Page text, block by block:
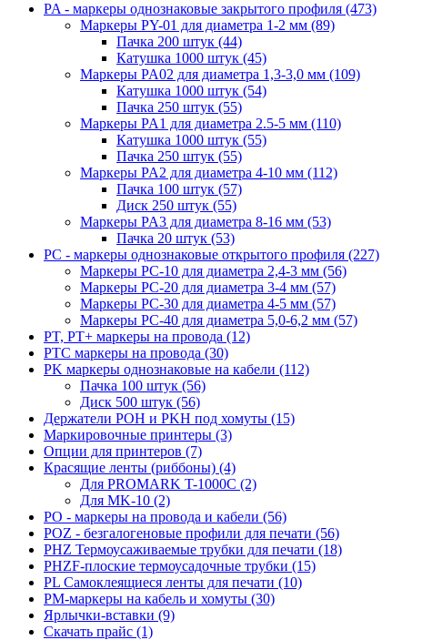
PA - маркеры однознаковые закрытого профиля (473)
Маркеры PY-01 для диаметра 1-2 мм (89)
Пачка 200 штук (44)
Катушка 1000 штук (45)
Маркеры PA02 для диаметра 1,3-3,0 мм (109)
Катушка 1000 штук (54)
Пачка 250 штук (55)
Маркеры PA1 для диаметра 2.5-5 мм (110)
Катушка 1000 штук (55)
Пачка 250 штук (55)
Маркеры PA2 для диаметра 4-10 мм (112)
Пачка 100 штук (57)
Диск 250 штук (55)
Маркеры PA3 для диаметра 8-16 мм (53)
Пачка 20 штук (53)
PC - маркеры однознаковые открытого профиля (227)
Маркеры PC-10 для диаметра 2,4-3 мм (56)
Маркеры PC-20 для диаметра 3-4 мм (57)
Маркеры PC-30 для диаметра 4-5 мм (57)
Маркеры PC-40 для диаметра 5,0-6,2 мм (57)
PT, PT+ маркеры на провода (12)
PTC маркеры на провода (30)
PK маркеры однознаковые на кабели (112)
Пачка 100 штук (56)
Диск 500 штук (56)
Держатели POH и PKH под хомуты (15)
Маркировочные принтеры (3)
Опции для принтеров (7)
Красящие ленты (риббоны) (4)
Для PROMARK T-1000C (2)
Для MK-10 (2)
PO - маркеры на провода и кабели (56)
POZ - безгалогеновые профили для печати (56)
PHZ Термоусаживаемые трубки для печати (18)
PHZF-плоские термоусадочные трубки (15)
PL Самоклеящиеся ленты для печати (10)
PM-маркеры на кабель и хомуты (30)
Ярлычки-вставки (9)
Скачать прайс (1)